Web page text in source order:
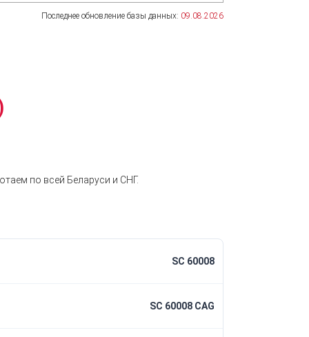
Последнее обновление базы данных: 09.08.2026
по всей Беларуси и СНГ.
SC 60008
SC 60008 CAG